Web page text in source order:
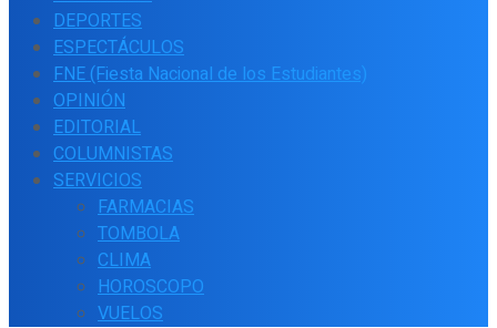
DEPORTES
ESPECTÁCULOS
FNE (Fiesta Nacional de los Estudiantes)
OPINIÓN
EDITORIAL
COLUMNISTAS
SERVICIOS
FARMACIAS
TOMBOLA
CLIMA
HOROSCOPO
VUELOS